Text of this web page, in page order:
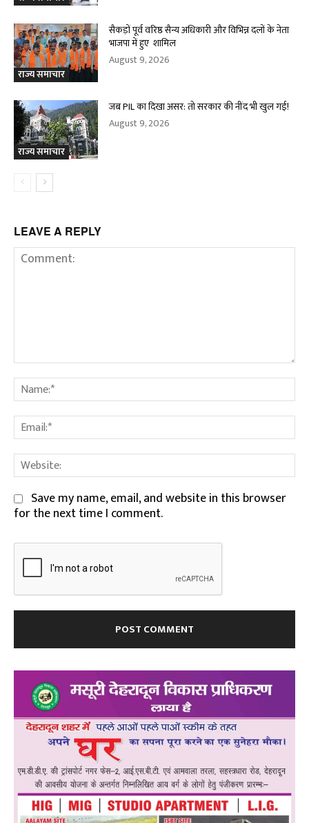
राज्य समाचार
सैकड़ों पूर्व वरिष्ठ सैन्य अधिकारी और विभिन्न दलों के नेता
भाजपा में हुए शामिल
August 9, 2026
राज्य समाचार
जब PIL का दिखा असर: तो सरकार की नींद भी खुल गई!
August 9, 2026
LEAVE A REPLY
Comment:
Save my name, email, and website in this browser
for the next time I comment.